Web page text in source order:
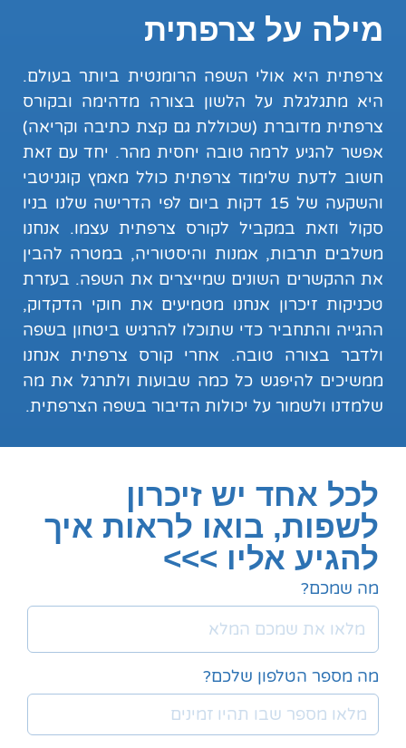
מילה על צרפתית
צרפתית היא אולי השפה הרומנטית ביותר בעולם.
היא מתגלגלת על הלשון בצורה מדהימה ובקורס
צרפתית מדוברת (שכוללת גם קצת כתיבה וקריאה)
אפשר להגיע לרמה טובה יחסית מהר. יחד עם זאת
חשוב לדעת שלימוד צרפתית כולל מאמץ קוגניטבי
והשקעה של 15 דקות ביום לפי הדרישה שלנו בניו
סקול וזאת במקביל לקורס צרפתית עצמו. אנחנו
משלבים תרבות, אמנות והיסטוריה, במטרה להבין
את ההקשרים השונים שמייצרים את השפה. בעזרת
טכניקות זיכרון אנחנו מטמיעים את חוקי הדקדוק,
ההגייה והתחביר כדי שתוכלו להרגיש ביטחון בשפה
ולדבר בצורה טובה. אחרי קורס צרפתית אנחנו
ממשיכים להיפגש כל כמה שבועות ולתרגל את מה
שלמדנו ולשמור על יכולות הדיבור בשפה הצרפתית.
לכל אחד יש זיכרון
לשפות, בואו לראות איך
להגיע אליו >>>
מה שמכם?
מה מספר הטלפון שלכם?